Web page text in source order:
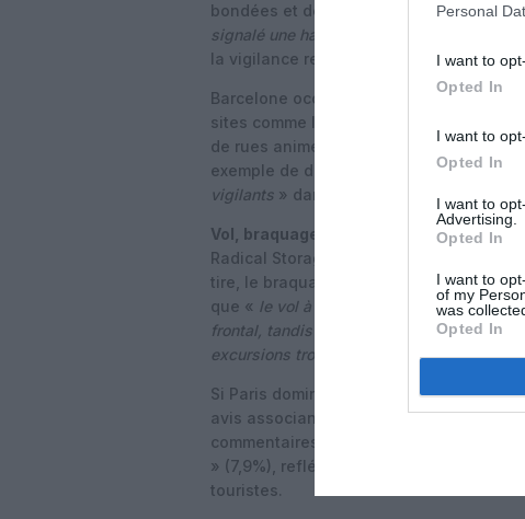
Personal
I want to
Opted In
I want to
Opted In
I want to
Advertising.
Opted In
I want to
of my
was
Opted In
bondées et des transports publics
signalé une hausse de 68% des délits de
la vigilance recommandée aux touristes.
Barcelone occupe la troisième place
sites comme la Sagrada Família, le parc
de rues animées et de foules denses.
exemple de destination «
très animée»
vigilants » dans les zones les plus
Vol, braquage et fraude : typologie des
Radical Storage distingue plusieurs
tire, le braquage plus agressif, et les
que « le vol à la tire survient souvent
frontal, tandis que la fraude recouvre tout,
excursions trompeuses et aux
Si Paris domine l’ensemble des
avis associant la ville au terme «
commentaires. Delhi, de son côté,
» (7,9%), reflétant un risque particulier
touristes.